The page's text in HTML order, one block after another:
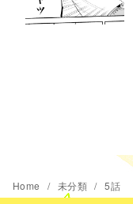
Home 未分類 5話